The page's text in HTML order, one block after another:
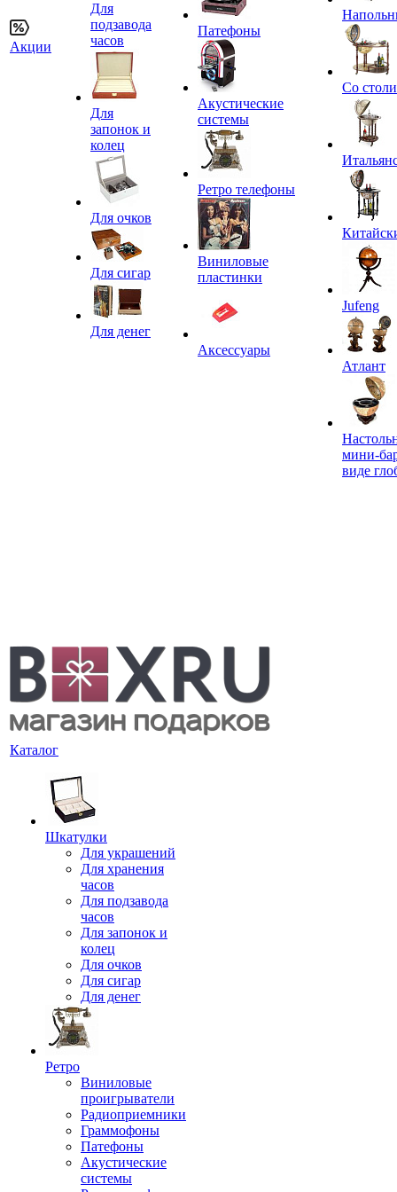
Акции
Для
подзавода
часов
Для
запонок и
колец
Для очков
Для сигар
Для денег
Патефоны
Акустические
системы
Ретро телефоны
Виниловые
пластинки
Аксессуары
Со
Jufeng
Атлант
мини-
виде
Каталог
Шкатулки
Для украшений
Для хранения
часов
Для подзавода
часов
Для запонок и
колец
Для очков
Для сигар
Для денег
Ретро
Виниловые
проигрыватели
Радиоприемники
Граммофоны
Патефоны
Акустические
системы